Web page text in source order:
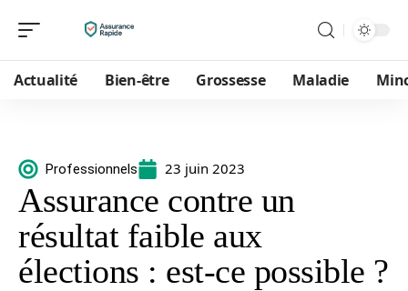
Actualité Bien-être Grossesse Maladie
Professionnels 23 juin 2023
Assurance contre un
résultat faible aux
élections : est-ce possible ?